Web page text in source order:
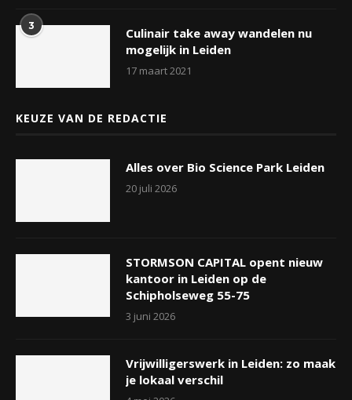
3
Culinair take away wandelen nu
mogelijk in Leiden
17 maart 2021
KEUZE VAN DE REDACTIE
Alles over Bio Science Park Leiden
20 juli 2026
STORMSON CAPITAL opent nieuw
kantoor in Leiden op de
Schipholseweg 55-75
3 juni 2026
Vrijwilligerswerk in Leiden: zo maak
je lokaal verschil